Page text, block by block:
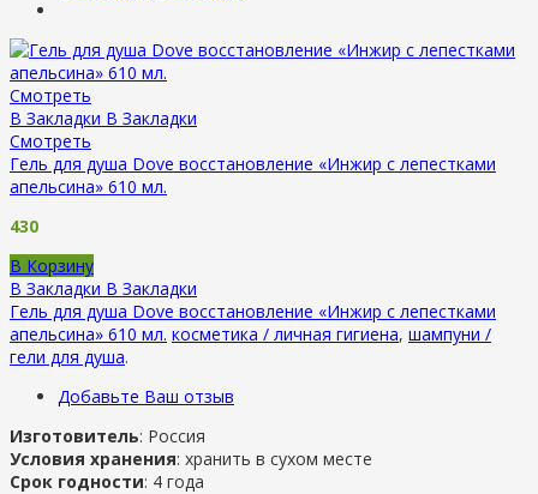
Смотреть
В Закладки В Закладки
Смотреть
Гель для душа Dove восстановление «Инжир с лепестками
апельсина» 610 мл.
430
В Корзину
В Закладки В Закладки
Гель для душа Dove восстановление «Инжир с лепестками
апельсина» 610 мл. косметика / личная гигиена, шампуни /
гели для душа.
Добавьте Ваш отзыв
Изготовитель: Россия
Условия хранения: хранить в сухом месте
Срок годности: 4 года